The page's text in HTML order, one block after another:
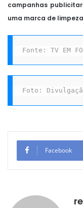
campanhas
uma marca de
Fonte: TV EM
Foto:
Facebook